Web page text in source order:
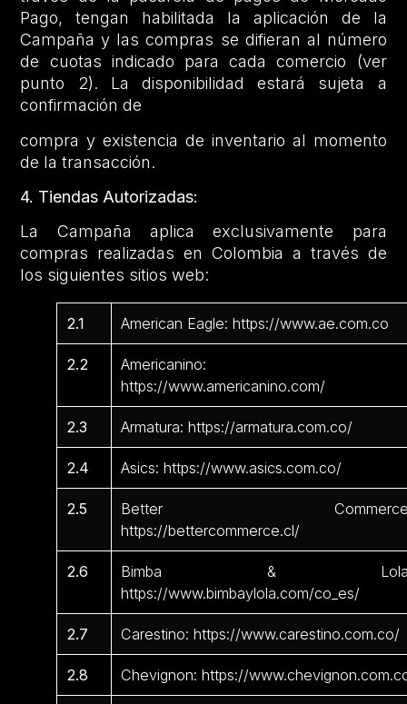
Pago, tengan habilitada la aplicación de la
Campaña y las compras se difieran al número
de cuotas indicado para cada comercio (ver
punto 2). La disponibilidad estará sujeta a
confirmación de
compra y existencia de inventario al momento
de la transacción.
4. Tiendas Autorizadas:
La Campaña aplica exclusivamente para
compras realizadas en Colombia a través de
los siguientes sitios web:
2.1 American Eagle: https://www.ae.com.co
2.2
Americanino:
https://www.americanino.com/
2.3 Armatura: https://armatura.com.co/
2.4 Asics: https://www.asics.com.co/
2.5
Better
https://bettercommerce.cl/
2.6
Bimba &
https://www.bimbaylola.com/co_es/
2.7 Carestino: https://www.carestino.com.co/
2.8 Chevignon: https://